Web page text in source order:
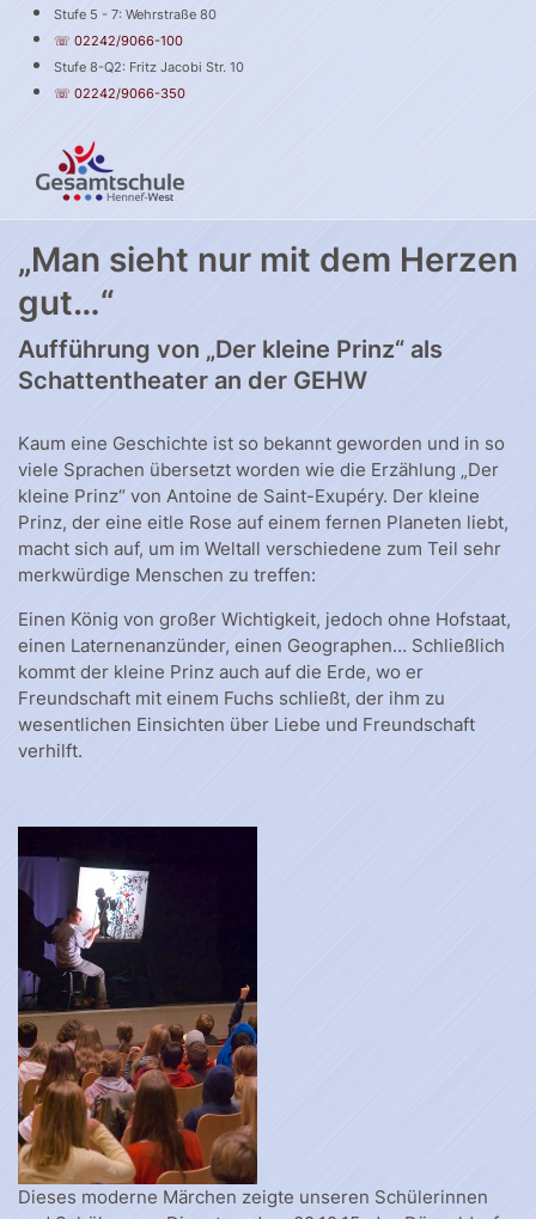
Stufe 5 - 7: Wehrstraße 80
☏ 02242/9066-100
Stufe 8-Q2: Fritz Jacobi Str. 10
☏ 02242/9066-350
„Man sieht nur mit dem Herzen
gut…“
Aufführung von „Der kleine Prinz“ als
Schattentheater an der GEHW
Kaum eine Geschichte ist so bekannt geworden und in so
viele Sprachen übersetzt worden wie die Erzählung „Der
kleine Prinz“ von Antoine de Saint-Exupéry. Der kleine
Prinz, der eine eitle Rose auf einem fernen Planeten liebt,
macht sich auf, um im Weltall verschiedene zum Teil sehr
merkwürdige Menschen zu treffen:
Einen König von großer Wichtigkeit, jedoch ohne Hofstaat,
einen Laternenanzünder, einen Geographen… Schließlich
kommt der kleine Prinz auch auf die Erde, wo er
Freundschaft mit einem Fuchs schließt, der ihm zu
wesentlichen Einsichten über Liebe und Freundschaft
verhilft.
Dieses moderne Märchen zeigte unseren Schülerinnen